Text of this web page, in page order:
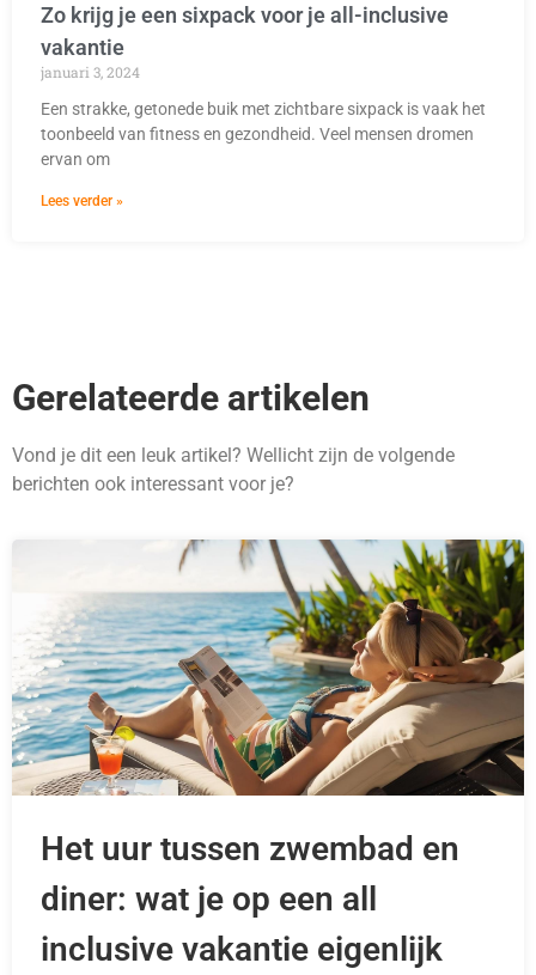
Zo krijg je een sixpack voor je all-inclusive
vakantie
januari 3, 2024
Een strakke, getonede buik met zichtbare sixpack is vaak het
toonbeeld van fitness en gezondheid. Veel mensen dromen
ervan om
Lees verder »
Gerelateerde artikelen
Vond je dit een leuk artikel? Wellicht zijn de volgende
berichten ook interessant voor je?
Het uur tussen zwembad en
diner: wat je op een all
inclusive vakantie eigenlijk